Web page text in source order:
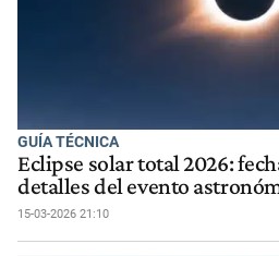
GUÍA TÉCNICA
Eclipse solar total 2026:
detalles del evento
15-03-2026 21:10